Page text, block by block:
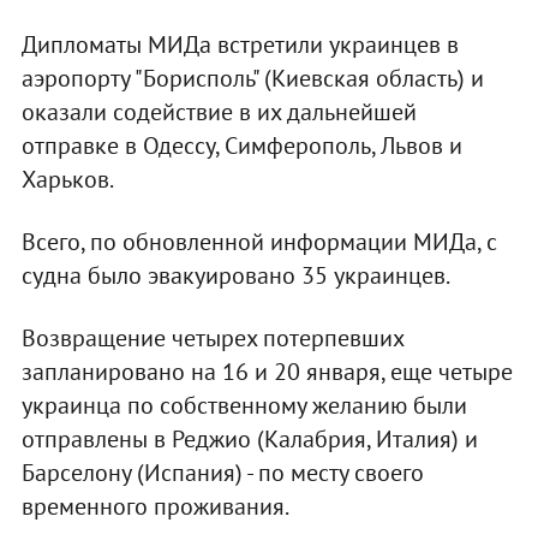
Дипломаты МИДа встретили украинцев в
аэропорту "Борисполь" (Киевская область) и
оказали содействие в их дальнейшей
отправке в Одессу, Симферополь, Львов и
Харьков.
Всего, по обновленной информации МИДа, с
судна было эвакуировано 35 украинцев.
Возвращение четырех потерпевших
запланировано на 16 и 20 января, еще четыре
украинца по собственному желанию были
отправлены в Реджио (Калабрия, Италия) и
Барселону (Испания) - по месту своего
временного проживания.